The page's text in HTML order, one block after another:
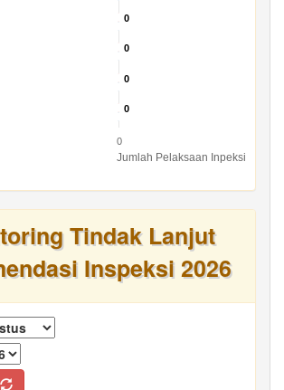
Jumlah Pelaksaan Inpeksi
0
0
0
0
0
0
0
0
0
Tindak Lanjut
Inspeksi 2026